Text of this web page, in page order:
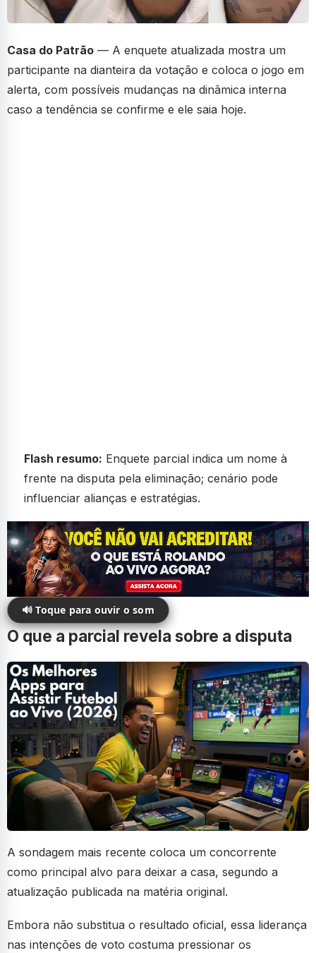
Casa do Patrão — A enquete atualizada mostra um
participante na dianteira da votação e coloca o jogo em
alerta, com possíveis mudanças na dinâmica interna
caso a tendência se confirme e ele saia hoje.
Flash resumo: Enquete parcial indica um nome à
frente na disputa pela eliminação; cenário pode
influenciar alianças e estratégias.
🔊 Toque para ouvir o som
O que a parcial revela sobre a disputa
A sondagem mais recente coloca um concorrente
como principal alvo para deixar a casa, segundo a
atualização publicada na matéria original.
Embora não substitua o resultado oficial, essa liderança
nas intenções de voto costuma pressionar os